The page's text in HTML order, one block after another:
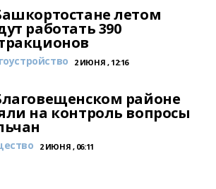
летом
работать 390
2 ИЮНЯ , 12:16
районе
на контроль вопросы
2 ИЮНЯ , 06:11